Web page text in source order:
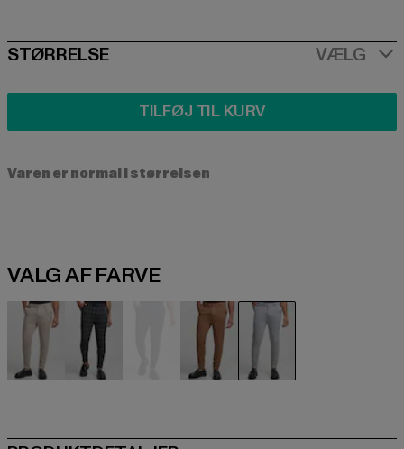
SIZE
STØRRELSE VÆLG
TILFØJ TIL KURV
Varen er normal i størrelsen
VALG AF FARVE